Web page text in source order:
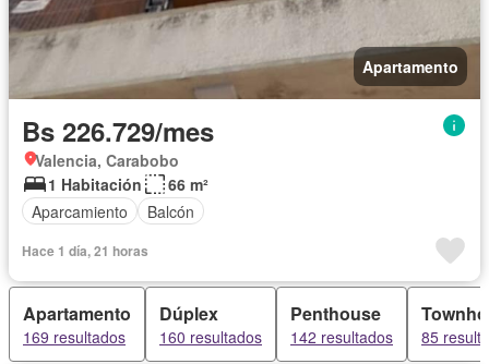
Apartamento
Bs 226.729/mes
Valencia, Carabobo
1 Habitación
66 m²
Aparcamiento
Balcón
Hace 1 día, 21 horas
Apartamento
169 resultados
Dúplex
160 resultados
Penthouse
142 resultados 85